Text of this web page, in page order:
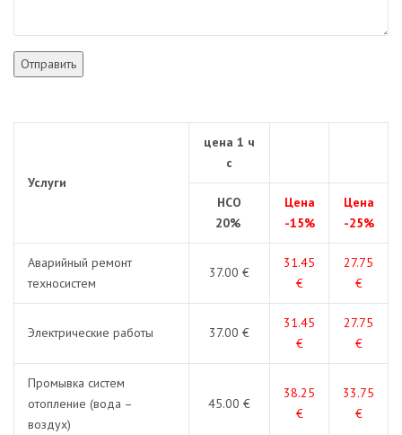
Услуги
цена 1 ч
с
НСО
20%
Цена
-15%
Цена
-25%
Аварийный ремонт
техносистем
37.00 €
31.45
€
27.75
€
Электрические работы 37.00 €
31.45
€
27.75
€
Промывка систем
отопление (вода –
воздух)
45.00 €
38.25
€
33.75
€